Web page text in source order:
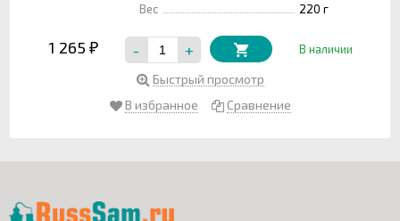
Вес
220 г
1 265 ₽ - + В наличии
Быстрый просмотр
В избранное
Сравнение